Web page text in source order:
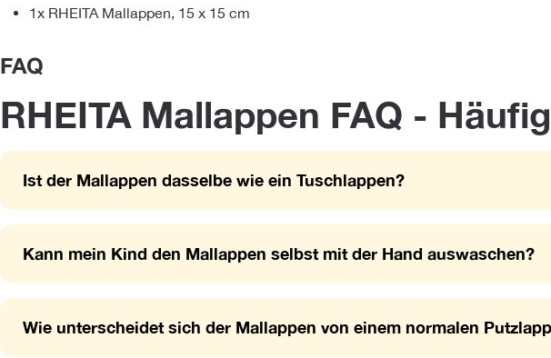
1x RHEITA Mallappen, 15 x 15 cm
FAQ
RHEITA Mallappen FAQ -
Ist der Mallappen dasselbe wie ein Tuschlappen?
Kann mein Kind den Mallappen selbst mit der Hand auswaschen?
Wie unterscheidet sich der Mallappen von einem normalen